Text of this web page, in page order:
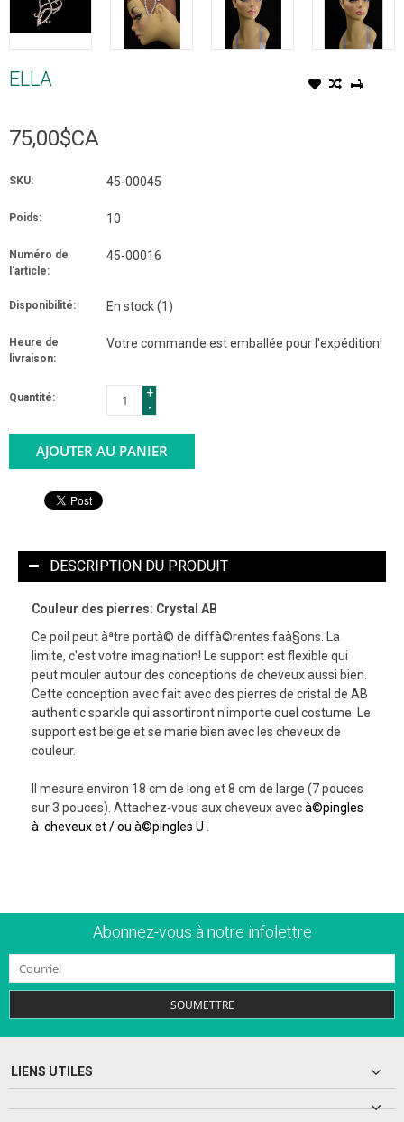
ELLA
75,00$CA
SKU: 45-00045
Poids: 10
Numéro de
l'article:
45-00016
Disponibilité: En stock(1)
Heure de
livraison:
Votre commande est emballée pour l'expédition!
Quantité:
+
-
AJOUTER AU PANIER
DESCRIPTION DU PRODUIT
Couleur des pierres: Crystal AB
Ce poil peut àªtre portà© de diffà©rentes faà§ons. La
limite, c'est votre imagination! Le support est flexible qui
peut mouler autour des conceptions de cheveux aussi bien.
Cette conception avec fait avec des pierres de cristal de AB
authentic sparkle qui assortiront n'importe quel costume. Le
support est beige et se marie bien avec les cheveux de
couleur.
Il mesure environ 18 cm de long et 8 cm de large (7 pouces
sur 3 pouces). Attachez-vous aux cheveux avecà©pingles
à cheveux et / ou à©pingles U
Abonnez-vous à notre infolettre
SOUMETTRE
LIENS UTILES